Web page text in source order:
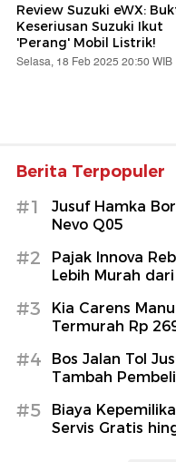
Review Suzuki eWX:
Keseriusan Suzuki Ikut
'Perang' Mobil Listrik!
Selasa, 18 Feb 2025 20:50 WIB
Berita Terpopuler
#1
Jusuf Hamka
Nevo Q05
#2
Pajak Innova
Lebih Murah
#3
Kia Carens
Termurah Rp
#4
Bos Jalan Tol
Tambah
#5
Biaya
Servis Gratis